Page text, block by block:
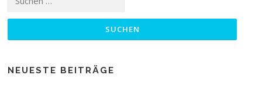
nach:
NEUESTE BEITRÄGE